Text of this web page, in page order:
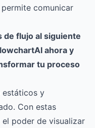
comunicar
de flujo al siguiente
ahora y
tu proceso
estáticos y
Con estas
el poder de visualizar